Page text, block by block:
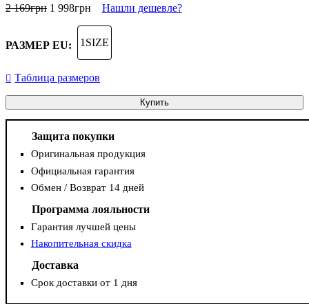
2 169грн 1 998грн Нашли дешевле?
РАЗМЕР EU: 1SIZE
Таблица размеров
Купить
Защита покупки
Оригинальная продукция
Официальная гарантия
Обмен / Возврат 14 дней
Программа лояльности
Гарантия лучшей цены
Накопительная скидка
Доставка
Срок доставки от 1 дня